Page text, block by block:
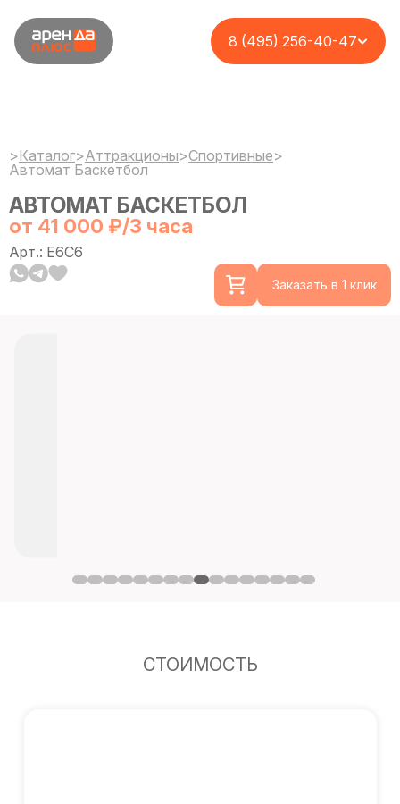
8 (495) 256-40-47
>Каталог>Аттракционы>Спортивные>
Автомат Баскетбол
АВТОМАТ БАСКЕТБОЛ
от 41 000 ₽/3 часа
Арт.: E6C6
Заказать в 1 клик
СТОИМОСТЬ